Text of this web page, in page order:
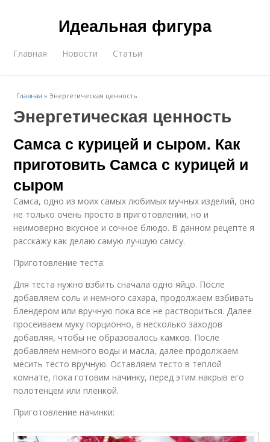
Идеальная фигура
Главная Новости Статьи
Главная »Энергетическая ценность
Энергетическая ценность
Самса с курицей и сыром. Как
приготовить Самса с курицей и
сыром
Самса, одно из моих самых любимых мучных изделий, оно
не только очень просто в приготовлении, но и
неимоверно вкусное и сочное блюдо. В данном рецепте я
расскажу как делаю самую лучшую самсу.
Приготовление теста:
Для теста нужно взбить сначала одно яйцо. После
добавляем соль и немного сахара, продолжаем взбивать
блендером или вручную пока все не раствориться. Далее
просеиваем муку порционно, в несколько заходов
добавляя, чтобы не образовалось камков. После
добавляем немного воды и масла, далее продолжаем
месить тесто вручную. Оставляем тесто в теплой
комнате, пока готовим начинку, перед этим накрыв его
полотенцем или пленкой.
Приготовление начинки: